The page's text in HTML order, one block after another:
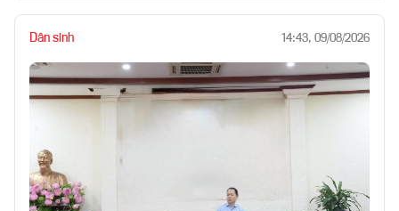
Dân sinh 14:43, 09/08/2026